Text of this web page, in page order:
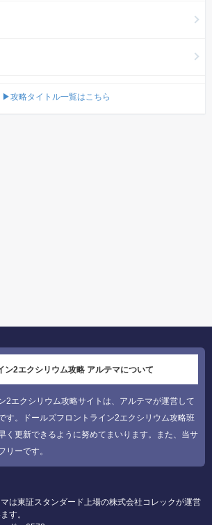
▶攻略タイトル一覧はこちら
ン2エクシリウム攻略 アルテマについて
2エクシリウム攻略サイトは、アルテマが運営して
す。ドールズフロントライン2エクシリウム攻略班
く更新できるように努めてまいります。また、当サ
リーです。
は東証スタンダード上場の株式会社コレックが運営
す。